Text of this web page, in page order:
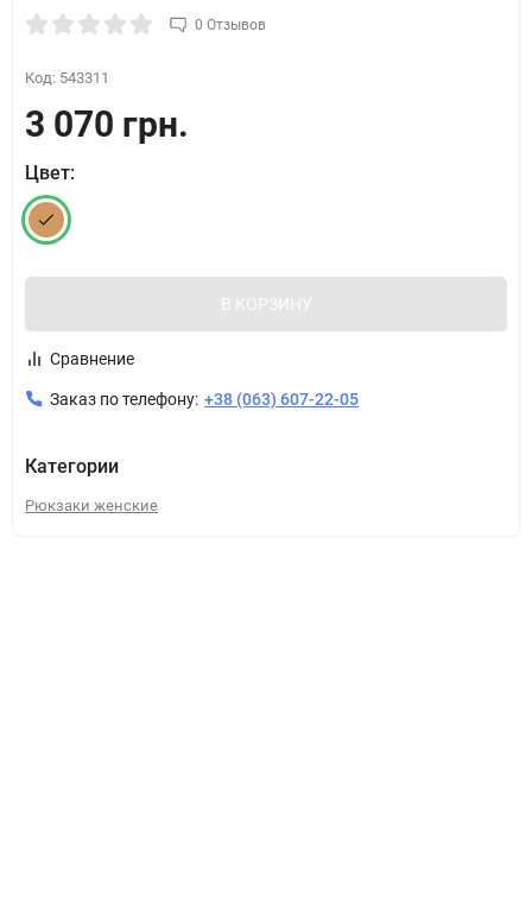
0 Отзывов
Код: 543311
3 070 грн.
Цвет:
В КОРЗИНУ
Сравнение
Заказ по телефону: +38 (063) 607-22-05
Категории
Рюкзаки женские